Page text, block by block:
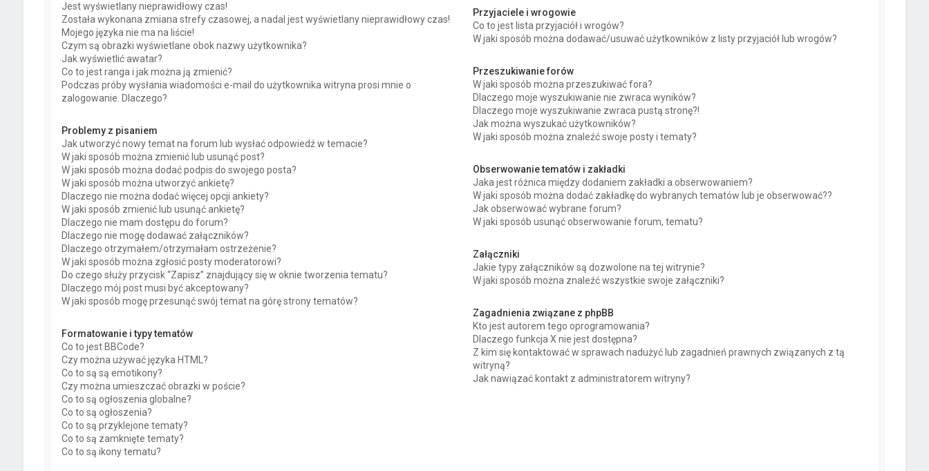
Jest wyświetlany nieprawidłowy czas!
Została wykonana zmiana strefy czasowej, a nadal jest wyświetlany nieprawidłowy czas!
Mojego języka nie ma na liście!
Czym są obrazki wyświetlane obok nazwy użytkownika?
Jak wyświetlić awatar?
Co to jest ranga i jak można ją zmienić?
Podczas próby wysłania wiadomości e-mail do użytkownika witryna prosi mnie o
zalogowanie. Dlaczego?
Problemy z pisaniem
Jak utworzyć nowy temat na forum lub wysłać odpowiedź w temacie?
W jaki sposób można zmienić lub usunąć post?
W jaki sposób można dodać podpis do swojego posta?
W jaki sposób można utworzyć ankietę?
Dlaczego nie można dodać więcej opcji ankiety?
W jaki sposób zmienić lub usunąć ankietę?
Dlaczego nie mam dostępu do forum?
Dlaczego nie mogę dodawać załączników?
Dlaczego otrzymałem/otrzymałam ostrzeżenie?
W jaki sposób można zgłosić posty moderatorowi?
Do czego służy przycisk “Zapisz” znajdujący się w oknie tworzenia tematu?
Dlaczego mój post musi być akceptowany?
W jaki sposób mogę przesunąć swój temat na górę strony tematów?
Formatowanie i typy tematów
Co to jest BBCode?
Czy można używać języka HTML?
Co to są są emotikony?
Czy można umieszczać obrazki w poście?
Co to są ogłoszenia globalne?
Co to są ogłoszenia?
Co to są przyklejone tematy?
Co to są zamknięte tematy?
Co to są ikony tematu?
Przyjaciele i wrogowie
Co to jest lista przyjaciół i wrogów?
W jaki sposób można dodawać/usuwać użytkowników z listy przyjaciół lub wrogów?
Przeszukiwanie forów
W jaki sposób można przeszukiwać fora?
Dlaczego moje wyszukiwanie nie zwraca wyników?
Dlaczego moje wyszukiwanie zwraca pustą stronę?!
Jak można wyszukać użytkowników?
W jaki sposób można znaleźć swoje posty i tematy?
Obserwowanie tematów i zakładki
Jaka jest różnica między dodaniem zakładki a obserwowaniem?
W jaki sposób można dodać zakładkę do wybranych tematów lub je obserwować??
Jak obserwować wybrane forum?
W jaki sposób usunąć obserwowanie forum, tematu?
Załączniki
Jakie typy załączników są dozwolone na tej witrynie?
W jaki sposób można znaleźć wszystkie swoje załączniki?
Zagadnienia związane z phpBB
Kto jest autorem tego oprogramowania?
Dlaczego funkcja X nie jest dostępna?
Z kim się kontaktować w sprawach nadużyć lub zagadnień prawnych związanych z tą
witryną?
Jak nawiązać kontakt z administratorem witryny?